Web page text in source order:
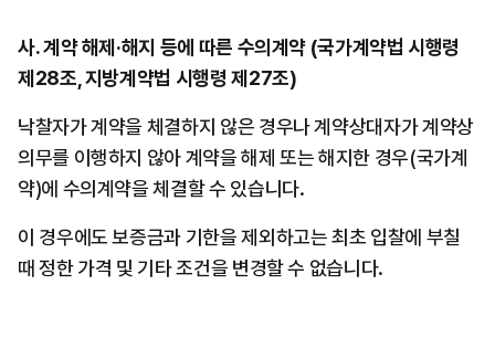
사. 계약 해제·해지 등에 따른 수의계약 (국가계약법 시행령
제28조, 지방계약법 시행령 제27조)
낙찰자가 계약을 체결하지 않은 경우나 계약상대자가 계약상
의무를 이행하지 않아 계약을 해제 또는 해지한 경우(국가계
약)에 수의계약을 체결할 수 있습니다.
이 경우에도 보증금과 기한을 제외하고는 최초 입찰에 부칠
때 정한 가격 및 기타 조건을 변경할 수 없습니다.